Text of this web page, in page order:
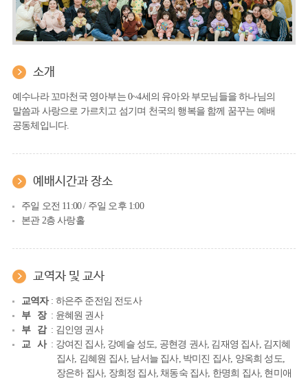
소개
예수나라 꼬마천국 영아부는 0~4세의 유아와 부모님들을 하나님의
말씀과 사랑으로 가르치고 섬기며 천국의 행복을 함께 꿈꾸는 예배
공동체입니다.
예배시간과 장소
주일 오전 11:00 / 주일 오후 1:00
본관 2층 사랑홀
교역자 및 교사
교역자: 하은주 준전임 전도사
부 장 : 윤혜원 권사
부 감 : 김인영 권사
교 사 : 강여진 집사, 강예슬 성도, 공현경 권사, 김재영 집사, 김지혜
집사, 김혜원 집사, 남서늘 집사, 박미진 집사, 양옥희 성도,
장은하 집사, 장희정 집사, 채동숙 집사, 한명희 집사, 현미애